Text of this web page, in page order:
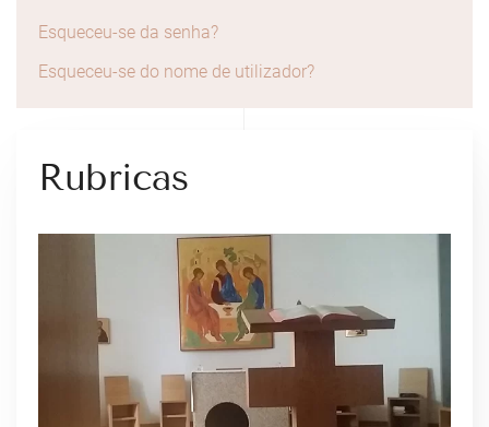
Esqueceu-se da senha?
Esqueceu-se do nome de utilizador?
Rubricas